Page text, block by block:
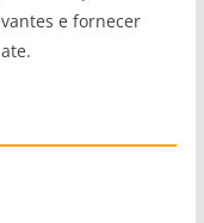
e fornecer